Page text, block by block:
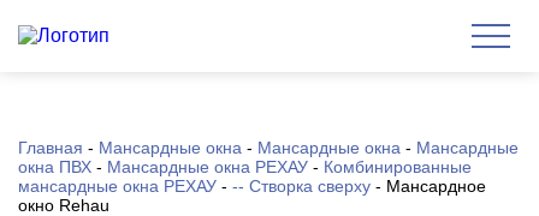
Главная - Мансардные окна - Мансардные окна - Мансардные
окна ПВХ - Мансардные окна РЕХАУ - Комбинированные
мансардные окна РЕХАУ - -- Створка сверху - Мансардное
окно Rehau